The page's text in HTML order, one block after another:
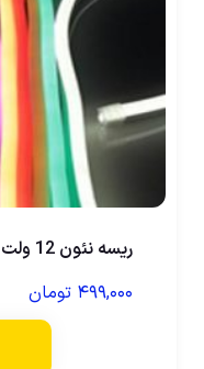
ریسه نئون 12 ولت
۴۹۹,۰۰۰ تومان